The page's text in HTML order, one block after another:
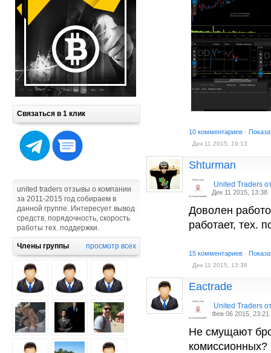
Связаться в 1 клик
united traders отзывы о компании
за 2011-2015 год собираем в
данной группе. Интересует вывод
средств, порядочность, скорость
работы тех. поддержки.
Члены группы просмотр всех
10 комментариев ·
Дек 11 2015, 19:13
Shturman
United Traders
Дек 11 2015, 13:38
Доволен
работает, тех.
15 комментариев ·
Дек 11 2015, 13:38
Eactrade
United Traders
Фев 06 2015, 23:21
Не смущают
комиссионных?